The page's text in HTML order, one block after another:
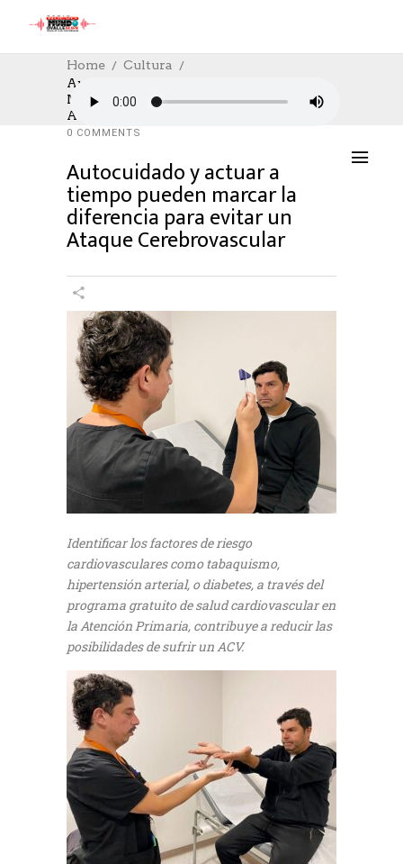
Home
Cultura
Autocuidado Y Actuar A Tiempo Pueden
Marcar La Diferencia Para Evitar Un
Ataque Cerebrovascular
CULTURA,CULTURE
29/10/2024
AUTHOR: HECTOR
0 COMMENTS
Autocuidado y actuar a
tiempo pueden marcar la
diferencia para evitar un
Ataque Cerebrovascular
Identificar los factores de riesgo
cardiovasculares como tabaquismo,
hipertensión arterial, o diabetes, a través del
programa gratuito de salud cardiovascular en
la Atención Primaria, contribuye a reducir las
posibilidades de sufrir un ACV.